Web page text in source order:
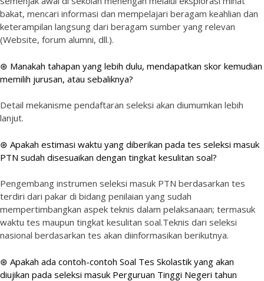
bakat, mencari informasi dan mempelajari beragam keahlian dan
keterampilan langsung dari beragam sumber yang relevan
(Website, forum alumni, dll.).
⊛ Manakah tahapan yang lebih dulu, mendapatkan skor kemudian
memilih jurusan, atau sebaliknya?
Detail mekanisme pendaftaran seleksi akan diumumkan lebih
lanjut.
⊛ Apakah estimasi waktu yang diberikan pada tes seleksi masuk
PTN sudah disesuaikan dengan tingkat kesulitan soal?
Pengembang instrumen seleksi masuk PTN berdasarkan tes
terdiri dari pakar di bidang penilaian yang sudah
mempertimbangkan aspek teknis dalam pelaksanaan; termasuk
waktu tes maupun tingkat kesulitan soal.Teknis dari seleksi
nasional berdasarkan tes akan diinformasikan berikutnya.
⊛ Apakah ada contoh-contoh Soal Tes Skolastik yang akan
diujikan pada seleksi masuk Perguruan Tinggi Negeri tahun